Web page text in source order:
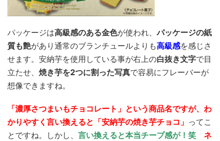
パッケージは高級感のある金色が使われ、パッケージの紙
質も艶があり通常のブランチュールよりも高級感を感じさ
せます。安納芋を使用している事が右上の白抜き文字で目
立たせ、 焼き芋を2つに割った写真で容易にフレーバーが
想像できますね。
「濃厚さつまいもチョコレート」という商品名ですが、わ
かりやすく言い換えると「安納芋の焼き芋チョコ」 ってこ
とですね。しかし、 言い換えると本当チープ感が！笑
ネ